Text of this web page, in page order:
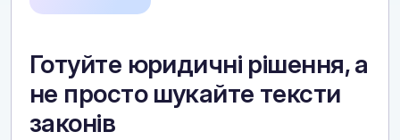
Готуйте юридичні рішення, а
не просто шукайте тексти
законів